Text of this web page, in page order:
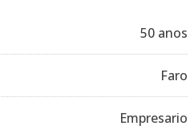
50 anos
Faro
Empresario